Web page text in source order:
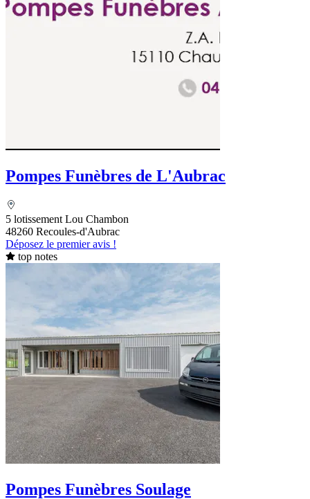
Pompes Funèbres de L'Aubrac
5 lotissement Lou Chambon
48260 Recoules-d'Aubrac
Déposez le premier avis !
top notes
Pompes Funèbres Soulage